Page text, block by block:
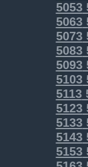
5053
5063
5073
5083
5093
5103
5113
5123
5133
5143
5153